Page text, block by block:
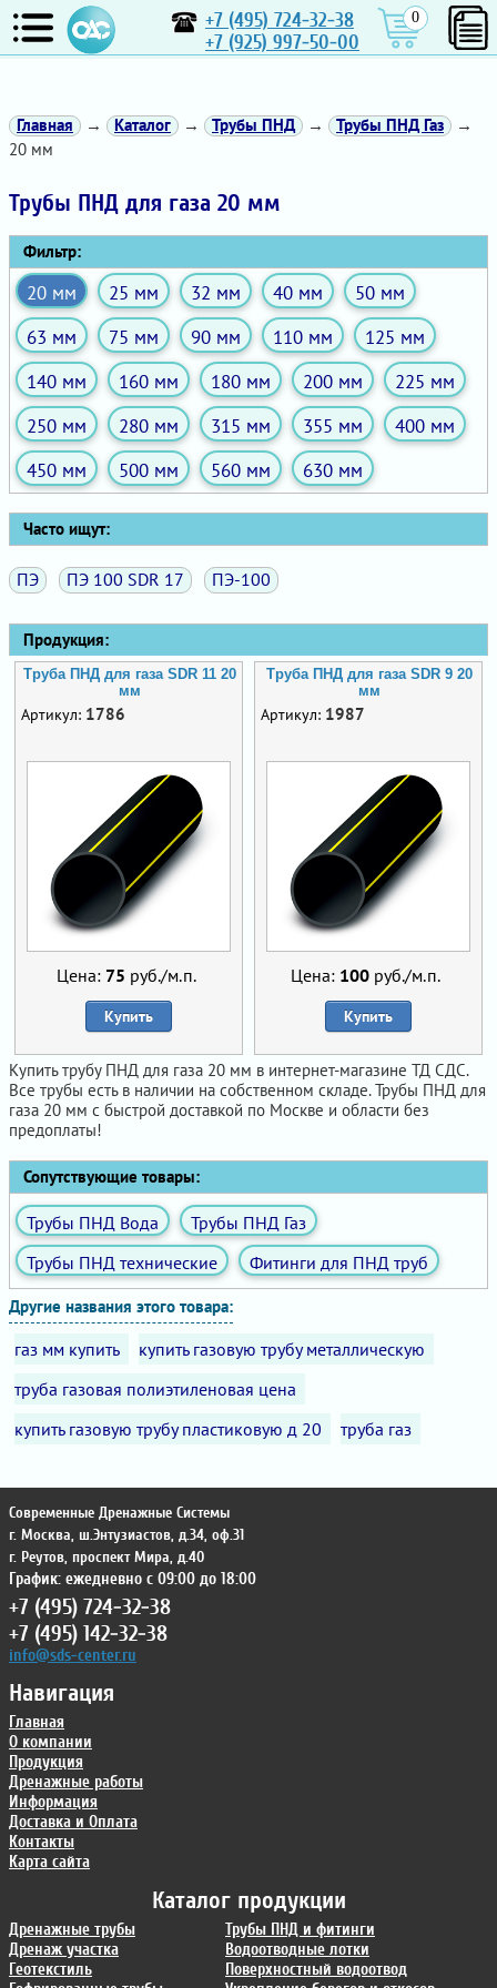
+7 (495) 724-32-38
+7 (925) 997-50-00
0
Главная → Каталог → Трубы ПНД → Трубы ПНД Газ
→
20 мм
Трубы ПНД для газа 20 мм
Фильтр:
20 мм 25 мм 32 мм 40 мм
50 мм
63 мм
75 мм 90 мм 110 мм
125 мм
140 мм
160 мм 180 мм 200 мм
225 мм
250 мм
280 мм 315 мм 355 мм
400 мм
450 мм
500 мм 560 мм 630 мм
Часто ищут:
ПЭ ПЭ 100 SDR 17 ПЭ-100
Продукция:
Труба ПНД для газа SDR 11 20
мм
Артикул: 1786
Цена: 75 руб./м.п.
Купить
Труба ПНД для газа SDR 9 20
мм
Артикул: 1987
Цена: 100 руб./м.п.
Купить
Купить трубу ПНД для газа 20 мм в интернет-магазине ТД СДС.
Все трубы есть в наличии на собственном складе. Трубы ПНД для
газа 20 мм с быстрой доставкой по Москве и области без
предоплаты!
Сопутствующие товары:
Трубы ПНД Вода
Трубы ПНД Газ
Трубы ПНД технические
Фитинги для ПНД труб
Другие названия этого товара:
газ мм купить
купить газовую трубу металлическую
труба газовая полиэтиленовая цена
купить газовую трубу пластиковую д 20
труба газ
Каталог продукции
Дренажные трубы
Дренаж участка
Геотекстиль
Трубы ПНД и фитинги
Водоотводные лотки
Поверхностный водоотвод
Навигация
Главная
О компании
Продукция
Дренажные работы
Информация
Доставка и Оплата
Контакты
Карта сайта
Современные Дренажные Системы
г. Москва, ш.Энтузиастов, д.34, оф.31
г. Реутов, проспект Мира, д.40
График: ежедневно с 09:00 до 18:00
+7 (495) 724-32-38
+7 (495) 142-32-38
info@sds-center.ru